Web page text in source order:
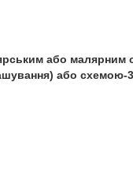
або малярним
або схемою-3